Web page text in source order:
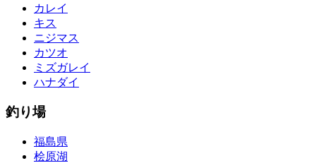
カレイ
キス
ニジマス
カツオ
ミズガレイ
ハナダイ
釣り場
福島県
桧原湖